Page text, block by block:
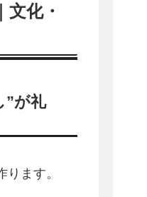
化・
”が礼
ります。